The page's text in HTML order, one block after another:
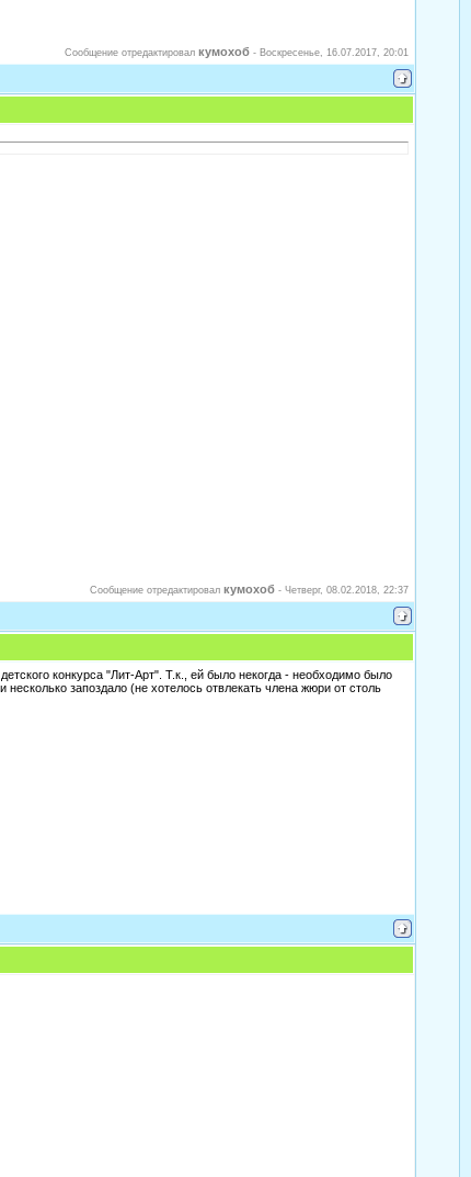
Сообщение отредактировал кумохоб - Воскресенье, 16.07.2017, 20:01
Сообщение отредактировал кумохоб - Четверг, 08.02.2018, 22:37
конкурса "Лит-Арт". Т.к., ей было некогда - необходимо было
запоздало (не хотелось отвлекать члена жюри от столь